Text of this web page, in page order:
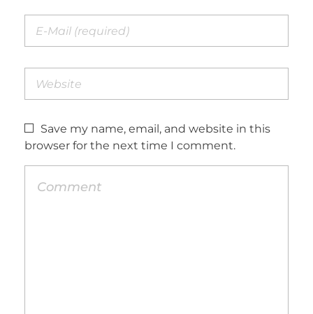
Save my name, email, and website in this
browser for the next time I comment.